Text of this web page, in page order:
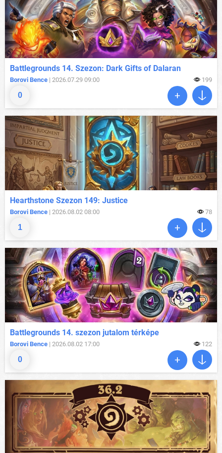
0
Battlegrounds 14. Szezon: Dark Gifts of Dalaran
Borovi Bence | 2026.07.29 09:00 199
1
Hearthstone Szezon 149: Justice
Borovi Bence | 2026.08.02 08:00 78
0
Battlegrounds 14. szezon jutalom térképe
Borovi Bence | 2026.08.02 17:00 122